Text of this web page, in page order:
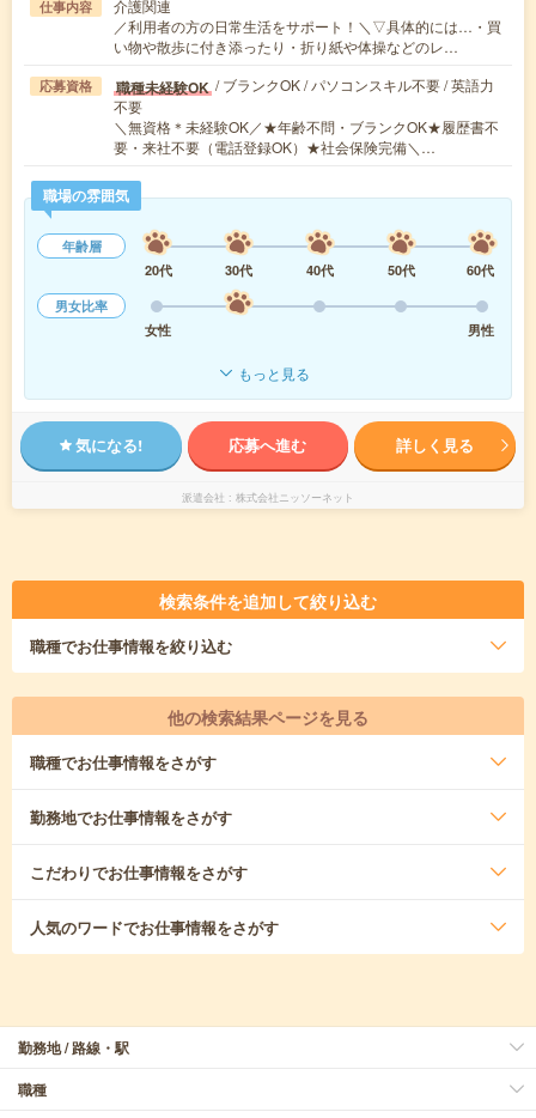
仕事内容
介護関連
／利用者の方の日常生活をサポート！＼▽具体的には…・買
い物や散歩に付き添ったり・折り紙や体操などのレ…
応募資格 職種未経験OK / ブランクOK / パソコンスキル不要 / 英語力
不要
＼無資格＊未経験OK／★年齢不問・ブランクOK★履歴書不
要・来社不要（電話登録OK）★社会保険完備＼…
職場の雰囲気
年齢層
20代
30代 40代 50代
60代
男女比率
女性
男性
もっと見る
気になる! 応募へ進む 詳しく見る
派遣会社 株式会社ニッソーネット
検索条件を追加して絞り込む
職種でお仕事情報を絞り込む
他の検索結果ページを見る
職種でお仕事情報をさがす
勤務地でお仕事情報をさがす
こだわりでお仕事情報をさがす
人気のワードでお仕事情報をさがす
勤務地 / 路線・駅
職種